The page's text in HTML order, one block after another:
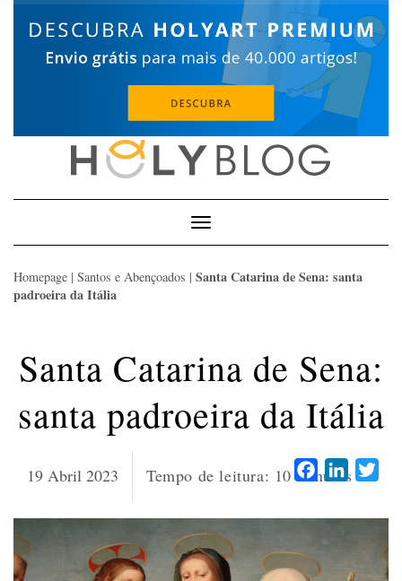
Toggle
Navigation
Homepage | Santos e Abençoados | Santa Catarina de Sena: santa
padroeira da Itália
Santa Catarina de Sena:
santa padroeira da Itália
19 Abril 2023 Tempo de leitura: 10 minutosFacebook